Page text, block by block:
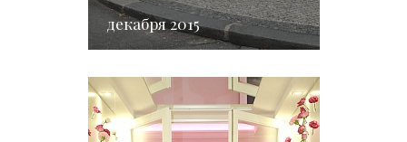
декабря 2015